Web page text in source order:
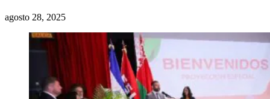
agosto 28, 2025